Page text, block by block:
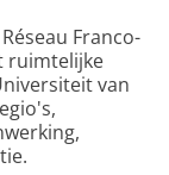
Franco-
ruimtelijke
van